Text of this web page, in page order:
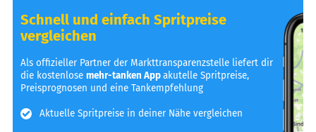
Schnell und einfach Spritpreise
vergleichen
Als offizieller Partner der Markttransparenzstelle liefert dir
die kostenlosemehr-tanken Appakutelle Spritpreise,
Preisprognosen und eine Tankempfehlung
Aktuelle Spritpreise in deiner Nähe vergleichen